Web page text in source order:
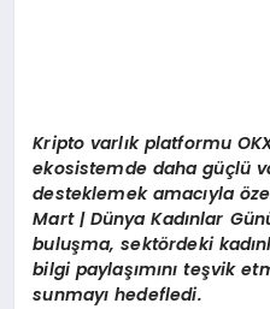
Kripto varlık platformu
ekosistemde daha güçlü
desteklemek amacıyla ö
Mart | Dünya Kadınlar
buluşma, sektördeki
bilgi paylaşımını teşvik
sunmayı hedefledi.